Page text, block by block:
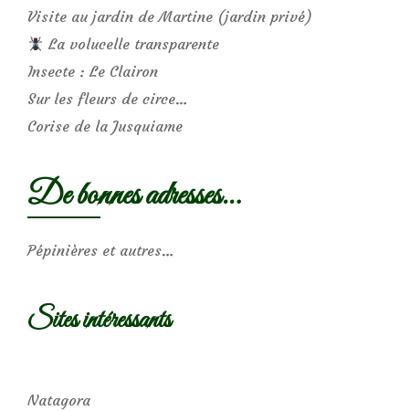
Visite au jardin de Martine (jardin privé)
La volucelle transparente
Insecte : Le Clairon
Sur les fleurs de circe…
Corise de la Jusquiame
De bonnes adresses…
Pépinières et autres…
Sites intéressants
Natagora